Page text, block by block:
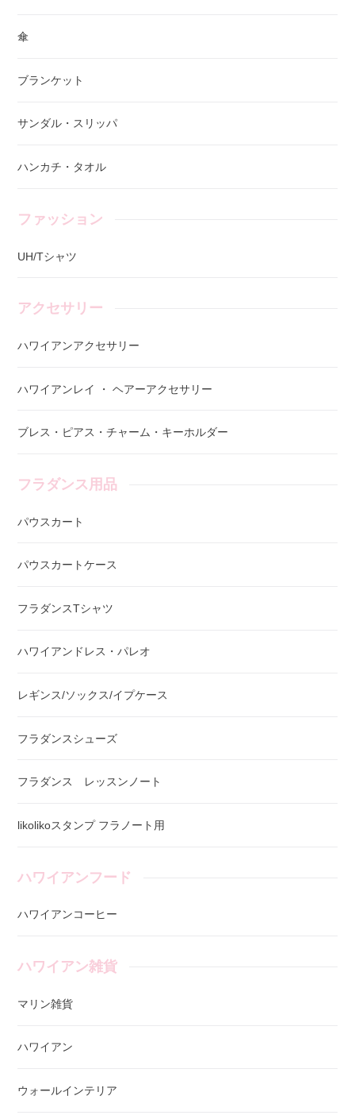
傘
ブランケット
サンダル・スリッパ
ハンカチ・タオル
ファッション
UH/Tシャツ
アクセサリー
ハワイアンアクセサリー
ハワイアンレイ ・ ヘアーアクセサリー
ブレス・ピアス・チャーム・キーホルダー
フラダンス用品
パウスカート
パウスカートケース
フラダンスTシャツ
ハワイアンドレス・パレオ
レギンス/ソックス/イプケース
フラダンスシューズ
フラダンス レッスンノート
likolikoスタンプ フラノート用
ハワイアンフード
ハワイアンコーヒー
ハワイアン雑貨
マリン雑貨
ハワイアン
ウォールインテリア